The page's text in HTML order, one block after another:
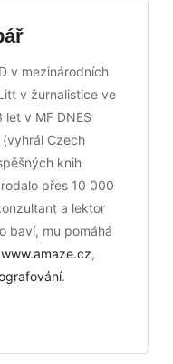
v mezinárodních
v žurnalistice ve
let v MF DNES
Czech
knih
přes 10 000
a lektor
baví, mu pomáhá
www.amaze.cz,
.